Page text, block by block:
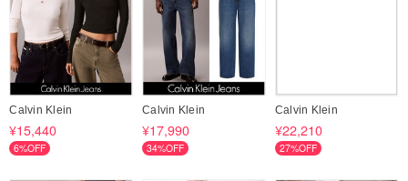
Calvin Klein
¥15,440
6%OFF
Calvin Klein
¥17,990
34%OFF
Calvin Klein
¥22,210
27%OFF